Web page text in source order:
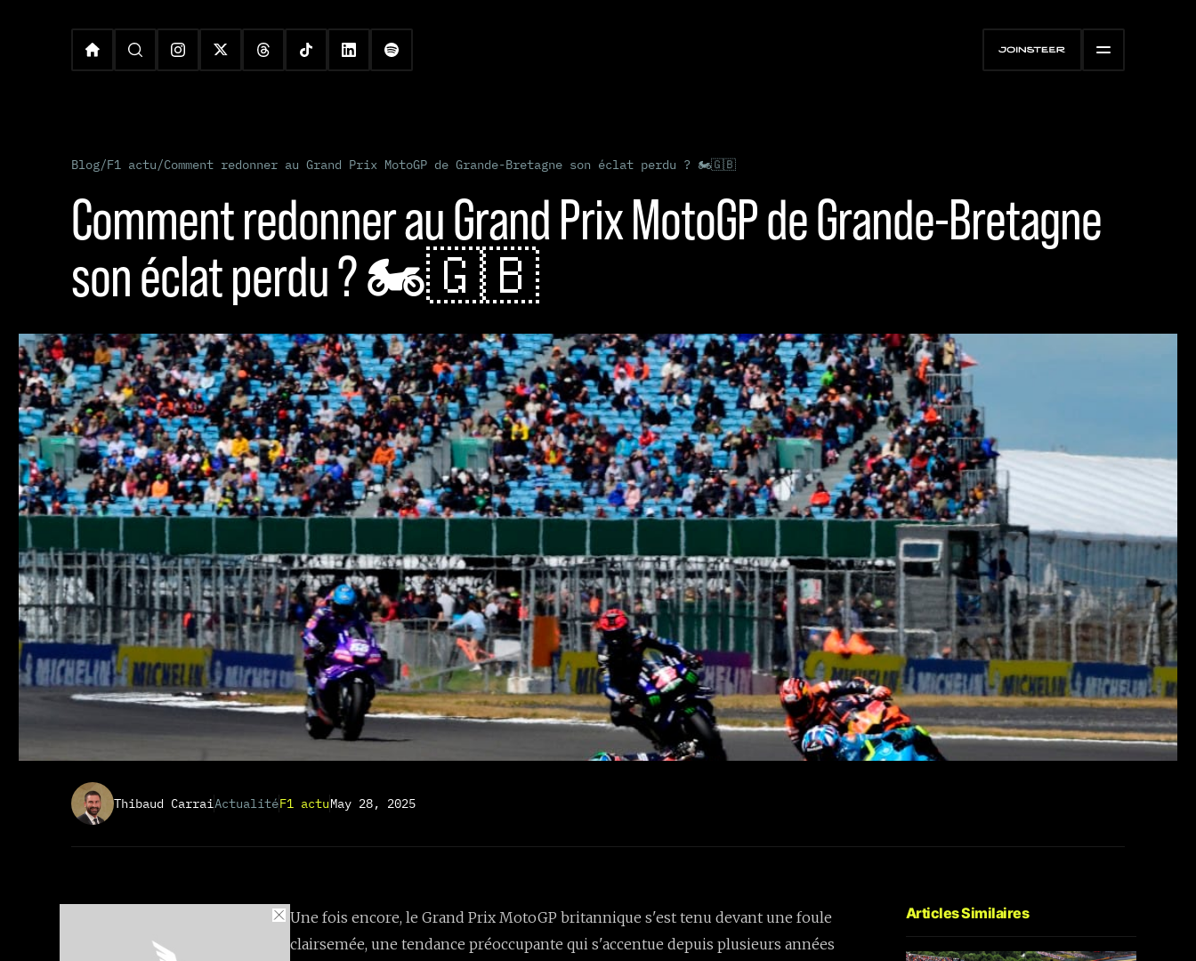
Blog/F1 actu/Comment redonner au Grand Prix MotoGP de Grande-Bretagne son éclat perdu ? 🏍️🇬🇧
Comment redonner au Grand Prix MotoGP de Grande-Bretagne
son éclat perdu ? 🏍️🇬🇧
Thibaud Carrai ActualitéF1 actuMay 28, 2025
Une fois encore, le Grand Prix MotoGP britannique s'est tenu devant une foule
clairsemée, une tendance préoccupante qui s'accentue depuis plusieurs années
Articles Similaires